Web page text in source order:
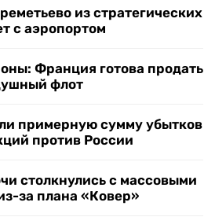
из стратегических
с аэропортом
Франция готова продать
флот
примерную сумму убытков
против России
столкнулись с массовыми
за плана «Ковер»